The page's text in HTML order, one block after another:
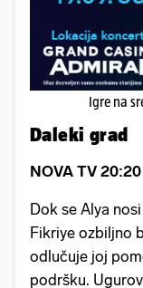
Igre na
Daleki grad
NOVA TV 20:20
Dok se Alya
Fikriye ozbiljno
odlučuje joj
podršku.